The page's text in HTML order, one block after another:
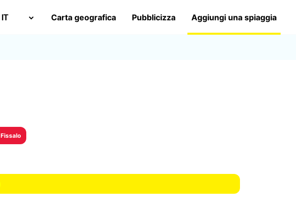
Carta geografica Pubblicizza Aggiungi una spiaggia
Fissalo